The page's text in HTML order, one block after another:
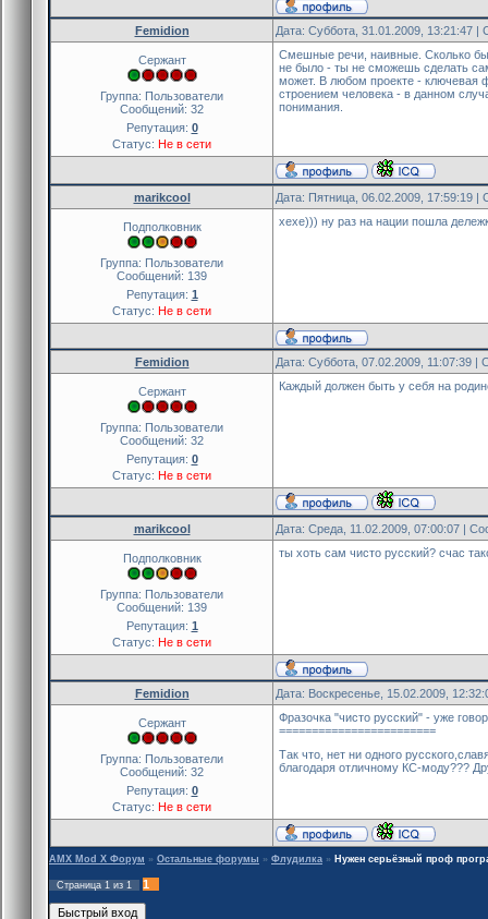
Femidion Дата: Суббота, 31.01.2009, 13:21:47
Сержант
Группа: Пользователи
Сообщений: 32
Репутация: 0
Статус: Не в сети
Смешные речи, наивные. Сколько бы
не было - ты не сможешь сделать
может. В любом проекте - ключевая
строением человека - в данном
понимания.
marikcool Дата: Пятница, 06.02.2009, 17:59:19
Подполковник
Группа: Пользователи
Сообщений: 139
Репутация: 1
Статус: Не в сети
хехе))) ну раз на нации пошла
Femidion Дата: Суббота, 07.02.2009, 11:07:39
Сержант
Группа: Пользователи
Сообщений: 32
Репутация: 0
Статус: Не в сети
Каждый должен быть у себя на
marikcool Дата: Среда, 11.02.2009, 07:00:07 |
Подполковник
Группа: Пользователи
Сообщений: 139
Репутация: 1
Статус: Не в сети
ты хоть сам чисто русский? счас
Femidion Дата: Воскресенье, 15.02.2009,
Сержант
Группа: Пользователи
Сообщений: 32
Репутация: 0
Статус: Не в сети
Фразочка "чисто русский" - уже
========================
Так что, нет ни одного
благодаря отличному КС-моду???
AMX Mod X Форум » Остальные форумы » Флудилка » Нужен серьёзный проф
Страница 1 из 1 1